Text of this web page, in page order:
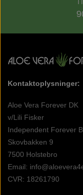
Kontaktoplysninger:
Aloe Vera Forever DK
v/Lili Fisker
Independent Forever
Skovbakken 9
7500 Holstebro
Email:
CVR: 18261790